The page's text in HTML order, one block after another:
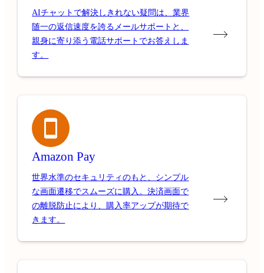
AIチャットで解決しきれない疑問は、業界
随一の返信速度を誇るメールサポートと、
親身に寄り添う電話サポートでお答えしま
す。
Amazon Pay
世界水準のセキュリティのもと、シンプル
な画面遷移でスムーズに購入。決済画面で
の離脱防止により、購入率アップが期待で
きます。